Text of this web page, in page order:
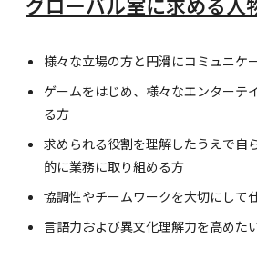
様々な立場の方と円滑にコミュニケ
ゲームをはじめ、様々なエンターテ
る方
求められる役割を理解したうえで自
的に業務に取り組める方
協調性やチームワークを大切にして
言語力および異文化理解力を高めた